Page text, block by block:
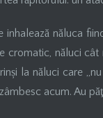
inhalează năluca
năluci
la năluci care
acum. Au